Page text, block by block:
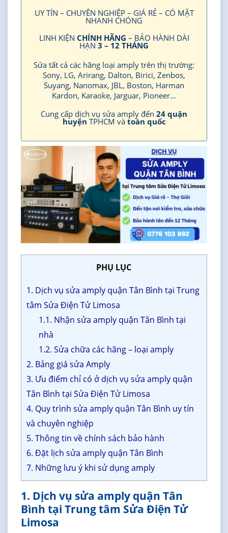
UY TÍN – CHUYÊN NGHIỆP – GIÁ RẺ – CÓ MẶT
NHANH CHÓNG
LINH KIỆN CHÍNH HÃNG – BẢO HÀNH DÀI
HẠN 3 – 12 THÁNG
Sửa tất cả các hãng loại amply trên thị trường:
Sony, LG, Arirang, Dalton, Birici, Zenbos,
Suyang, Nanomax, JBL, Boston, Harman
Kardon, Karaoke, Jarguar, Pioneer…
Cung cấp dịch vụ sửa amply đến 24 quận
huyện TPHCM và toàn quốc
PHỤ LỤC
1. Dịch vụ sửa amply quận Tân Bình tại Trung
tâm Sửa Điện Tử Limosa
1.1. Nhận sửa amply quận Tân Bình tại
nhà
1.2. Sửa chữa các hãng – loại amply
2. Bảng giá sửa Amply
3. Ưu điểm chỉ có ở dịch vụ sửa amply quận
Tân Bình tại Sửa Điện Tử Limosa
4. Quy trình sửa amply quận Tân Bình uy tín
và chuyên nghiệp
5. Thông tin về chính sách bảo hành
6. Đặt lịch sửa amply quận Tân Bình
7. Những lưu ý khi sử dụng amply
1. Dịch vụ sửa amply quận Tân
Bình tại Trung tâm Sửa Điện Tử
Limosa